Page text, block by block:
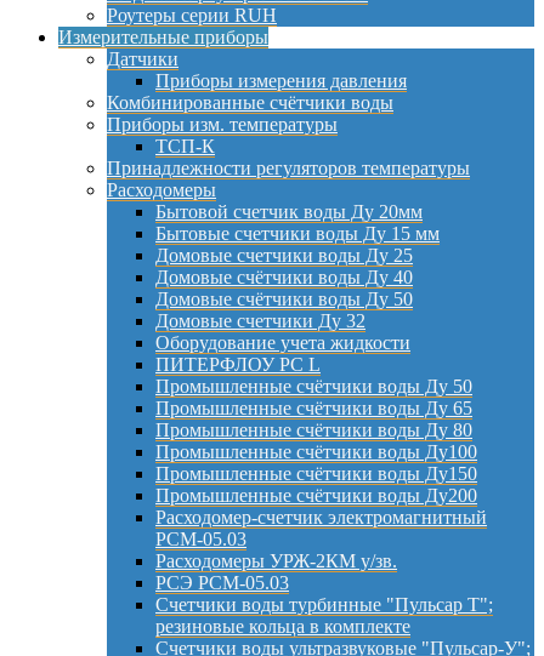
Роутеры серии RUH
Измерительные приборы
Датчики
Приборы измерения давления
Комбинированные счётчики воды
Приборы изм. температуры
ТСП-К
Принадлежности регуляторов температуры
Расходомеры
Бытовой счетчик воды Ду 20мм
Бытовые счетчики воды Ду 15 мм
Домовые счетчики воды Ду 25
Домовые счётчики воды Ду 40
Домовые счётчики воды Ду 50
Домовые счетчики Ду 32
Оборудование учета жидкости
ПИТЕРФЛОУ РС L
Промышленные счётчики воды Ду 50
Промышленные счётчики воды Ду 65
Промышленные счётчики воды Ду 80
Промышленные счётчики воды Ду100
Промышленные счётчики воды Ду150
Промышленные счётчики воды Ду200
Расходомер-счетчик электромагнитный
РСМ-05.03
Расходомеры УРЖ-2КМ у/зв.
РСЭ РСМ-05.03
Счетчики воды турбинные "Пульсар Т";
резиновые кольца в комплекте
Счетчики воды ультразвуковые "Пульсар-У";